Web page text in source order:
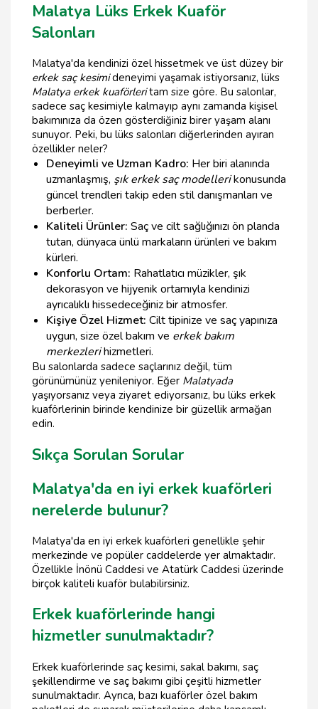
Malatya Lüks Erkek Kuaför
Salonları
Malatya'da kendinizi özel hissetmek ve üst düzey bir
erkek saç kesimideneyimi yaşamak istiyorsanız, lüks
Malatya erkek kuaförleritam size göre. Bu salonlar,
sadece saç kesimiyle kalmayıp aynı zamanda kişisel
bakımınıza da özen gösterdiğiniz birer yaşam alanı
sunuyor. Peki, bu lüks salonları diğerlerinden ayıran
özellikler neler?
Deneyimli ve Uzman Kadro: Her biri alanında
uzmanlaşmış, şık erkek saç modellerikonusunda
güncel trendleri takip eden stil danışmanları ve
berberler.
Kaliteli Ürünler: Saç ve cilt sağlığınızı ön planda
tutan, dünyaca ünlü markaların ürünleri ve bakım
kürleri.
Konforlu Ortam: Rahatlatıcı müzikler, şık
dekorasyon ve hijyenik ortamıyla kendinizi
ayrıcalıklı hissedeceğiniz bir atmosfer.
Kişiye Özel Hizmet: Cilt tipinize ve saç yapınıza
uygun, size özel bakım ve erkek bakım
merkezlerihizmetleri.
Bu salonlarda sadece saçlarınız değil, tüm
görünümünüz yenileniyor. Eğer Malatyada
yaşıyorsanız veya ziyaret ediyorsanız, bu lüks erkek
kuaförlerinin birinde kendinize bir güzellik armağan
edin.
Sıkça Sorulan Sorular
Malatya'da en iyi erkek kuaförleri
nerelerde bulunur?
Malatya'da en iyi erkek kuaförleri genellikle şehir
merkezinde ve popüler caddelerde yer almaktadır.
Özellikle İnönü Caddesi ve Atatürk Caddesi üzerinde
birçok kaliteli kuaför bulabilirsiniz.
Erkek kuaförlerinde hangi
hizmetler sunulmaktadır?
Erkek kuaförlerinde saç kesimi, sakal bakımı, saç
şekillendirme ve saç bakımı gibi çeşitli hizmetler
sunulmaktadır. Ayrıca, bazı kuaförler özel bakım